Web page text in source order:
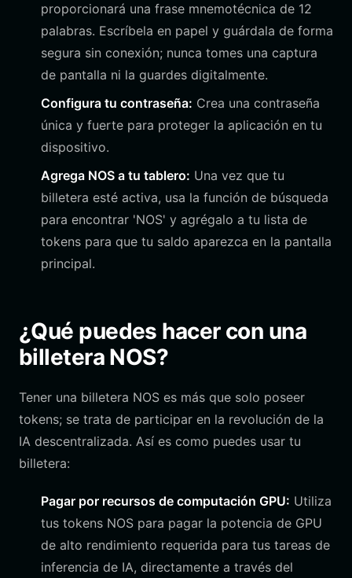
proporcionará una frase mnemotécnica de 12
palabras. Escríbela en papel y guárdala de forma
segura sin conexión; nunca tomes una captura
de pantalla ni la guardes digitalmente.
Configura tu contraseña: Crea una contraseña
única y fuerte para proteger la aplicación en tu
dispositivo.
Agrega NOS a tu tablero: Una vez que tu
billetera esté activa, usa la función de búsqueda
para encontrar 'NOS' y agrégalo a tu lista de
tokens para que tu saldo aparezca en la pantalla
principal.
¿Qué puedes hacer con una
billetera NOS?
Tener una billetera NOS es más que solo poseer
tokens; se trata de participar en la revolución de la
IA descentralizada. Así es como puedes usar tu
billetera:
Pagar por recursos de computación GPU: Utiliza
tus tokens NOS para pagar la potencia de GPU
de alto rendimiento requerida para tus tareas de
inferencia de IA, directamente a través del